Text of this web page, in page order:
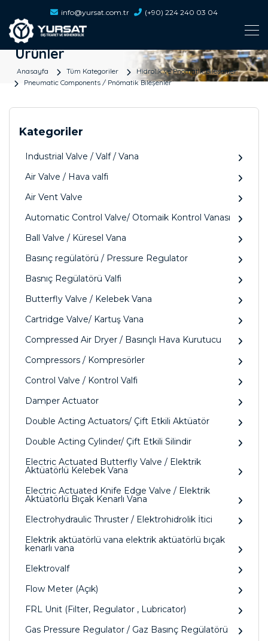
info@yursat.com.tr (+90) 224 240 03 04
Ürünler
Anasayfa Tüm Kategoriler
Hidrolik ve Pnömatik Bileşenler
Pneumatic Components / Pnömatik Bileşenler
Kategoriler
Industrial Valve / Valf / Vana
Air Valve / Hava valfi
Air Vent Valve
Automatic Control Valve/ Otomaik Kontrol Vanası
Ball Valve / Küresel Vana
Basınç regülatörü / Pressure Regulator
Basnıç Regülatörü Valfi
Butterfly Valve / Kelebek Vana
Cartridge Valve/ Kartuş Vana
Compressed Air Dryer / Basınçlı Hava Kurutucu
Compressors / Kompresörler
Control Valve / Kontrol Valfi
Damper Actuator
Double Acting Actuators/ Çift Etkili Aktüatör
Double Acting Cylinder/ Çift Etkili Silindir
Electric Actuated Butterfly Valve / Elektrik
Aktüatörlü Kelebek Vana
Electric Actuated Knife Edge Valve / Elektrik
Aktüatörlü Bıçak Kenarlı Vana
Electrohydraulic Thruster / Elektrohidrolik İtici
Elektrik aktüatörlü vana elektrik aktüatörlü bıçak
kenarlı vana
Elektrovalf
Flow Meter (Açık)
FRL Unit (Filter, Regulator , Lubricator)
Gas Pressure Regulator / Gaz Basınç Regülatörü